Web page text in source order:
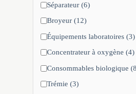
Séparateur (6)
Broyeur (12)
Équipements laboratoires (3)
Concentrateur à oxygène (4)
Consommables biologique
Trémie (3)